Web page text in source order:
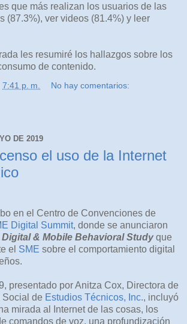
que más realizan los usuarios de las
(87.3%), ver videos (81.4%) y leer
les resumiré los hallazgos sobre los
de contenido.
7:41 p. m. No hay comentarios:
DE 2019
el uso de la Internet
en el Centro de Convenciones de
Digital Summit, donde se anunciaron
Digital & Mobile Behavioral Studyque
el SME sobre el comportamiento digital
presentado por Anitza Cox, Directora de
de Estudios Técnicos, Inc., incluyó
mirada al Internet de las cosas, los
comandos de voz, una profundización